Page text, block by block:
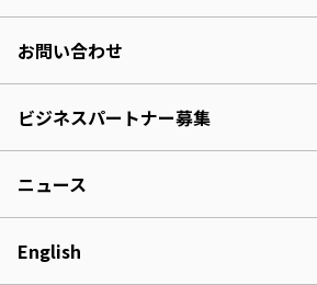
お問い合わせ
ビジネスパートナー募集
ニュース
English